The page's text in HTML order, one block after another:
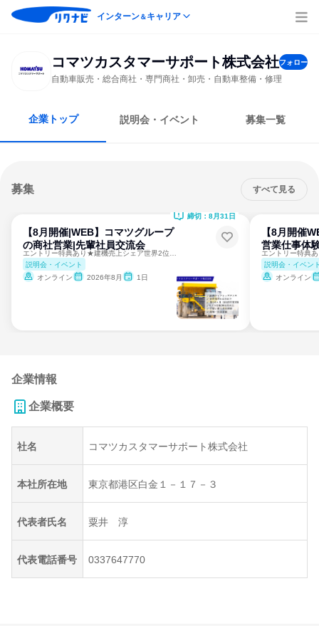
インターン＆キャリア
コマツカスタマーサポート株式会社フォロー
自動車販売・総合商社・専門商社・卸売・自動車整備・修理
企業トップ 説明会・イベント 募集一覧
募集 すべて見る
【8月開催|WEB】コマツグループ
の商社営業|先輩社員交流会
説明会・イベント
オンライン
2026年8月 1日
締切：8月31日
【8月開催
営業仕事体
説明会・イベン
オンライン
企業情報
企業概要
社名 コマツカスタマーサポート株式会社
本社所在地 東京都港区白金１－１７－３
代表者氏名 粟井 淳
代表電話番号 0337647770